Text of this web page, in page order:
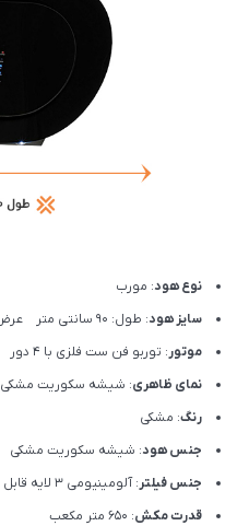
نوع هود: مورب
سایز هود: طول: 90 سانتی متر عرض: 50 سانتی متر
موتور: توربو فن ست فلزی با 4 دور
نمای ظاهری: شیشه سکوریت مشکی
رنگ: مشکی
جنس هود: شیشه سکوریت مشکی
جنس فیلتر: آلومینیومی 3 لایه قابل شستشو
قدرت مکش: 650 متر مکعب